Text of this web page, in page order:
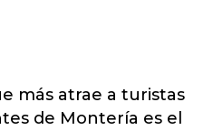
más atrae a turistas
de Montería es el